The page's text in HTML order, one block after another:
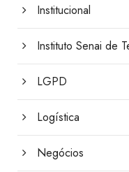
Institucional
Instituto Senai de
LGPD
Logística
Negócios